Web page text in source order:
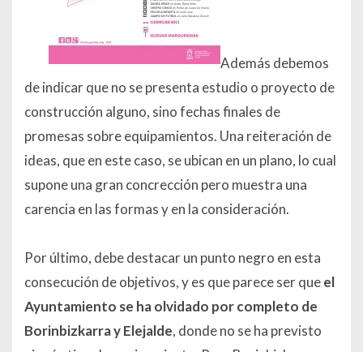
Además debemos
de indicar que no se presenta estudio o proyecto de
construcción alguno, sino fechas finales de
promesas sobre equipamientos. Una reiteración de
ideas, que en este caso, se ubican en un plano, lo cual
supone una gran concrección pero muestra una
carencia en las formas y en la consideración.
Por último, debe destacar un punto negro en esta
consecución de objetivos, y es que parece ser queel
Ayuntamiento se ha olvidado por completo de
Borinbizkarra y Elejalde, donde no se ha previsto